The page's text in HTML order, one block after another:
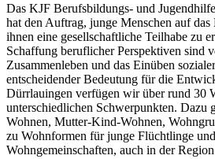
Das KJF Berufsbildungs- und
hat den Auftrag, junge Menschen auf
ihnen eine gesellschaftliche Teilhabe zu
Schaffung beruflicher Perspektiven sind
Zusammenleben und das Einüben
entscheidender Bedeutung für die
Dürrlauingen verfügen wir über rund 30
unterschiedlichen Schwerpunkten. Dazu
Wohnen, Mutter-Kind-Wohnen,
zu Wohnformen für junge Flüchtlinge
Wohngemeinschaften, auch in der